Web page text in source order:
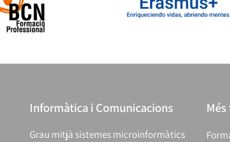
Informàtica i Comunicacions
Grau mitjà sistemes microinformàtics